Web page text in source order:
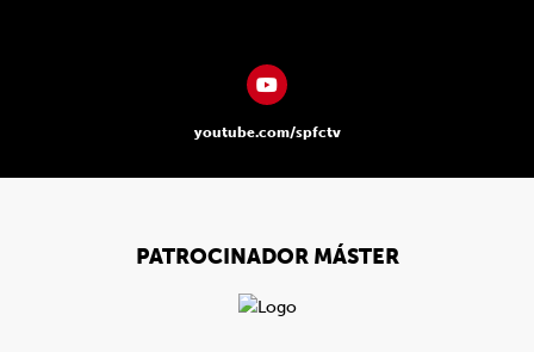
youtube.com/spfctv
PATROCINADOR MÁSTER